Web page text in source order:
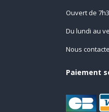
Ouvert de
Du lundi au
Nous
Paiement